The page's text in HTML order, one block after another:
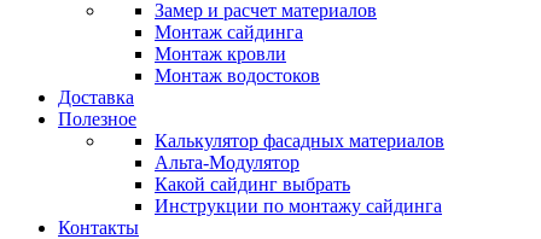
Замер и расчет материалов
Монтаж сайдинга
Монтаж кровли
Монтаж водостоков
Доставка
Полезное
Калькулятор фасадных материалов
Альта-Модулятор
Какой сайдинг выбрать
Инструкции по монтажу сайдинга
Контакты